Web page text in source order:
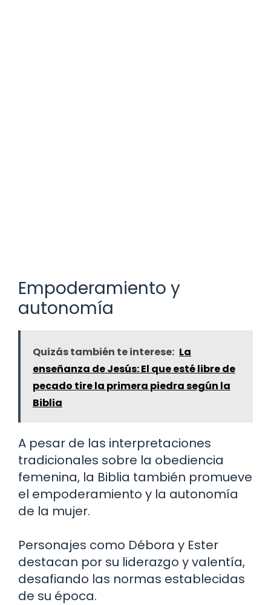
Empoderamiento y
autonomía
Quizás también te interese: La
enseñanza de Jesús: El que esté libre de
pecado tire la primera piedra según la
Biblia
A pesar de las interpretaciones
tradicionales sobre la obediencia
femenina, la Biblia también promueve
el empoderamiento y la autonomía
de la mujer.
Personajes como Débora y Ester
destacan por su liderazgo y valentía,
desafiando las normas establecidas
de su época.